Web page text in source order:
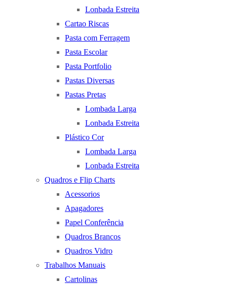
Lonbada Estreita
Cartao Riscas
Pasta com Ferragem
Pasta Escolar
Pasta Portfolio
Pastas Diversas
Pastas Pretas
Lombada Larga
Lonbada Estreita
Plástico Cor
Lombada Larga
Lonbada Estreita
Quadros e Flip Charts
Acessorios
Apagadores
Papel Conferência
Quadros Brancos
Quadros Vidro
Trabalhos Manuais
Cartolinas